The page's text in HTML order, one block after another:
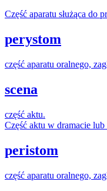
Część aparatu służąca do
perystom
część aparatu oralnego,
scena
część aktu.
Część aktu w dramacie
peristom
część aparatu oralnego,